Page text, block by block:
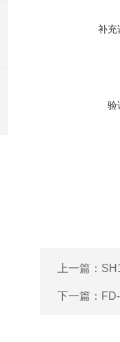
补充
验
上一篇：
下一篇：